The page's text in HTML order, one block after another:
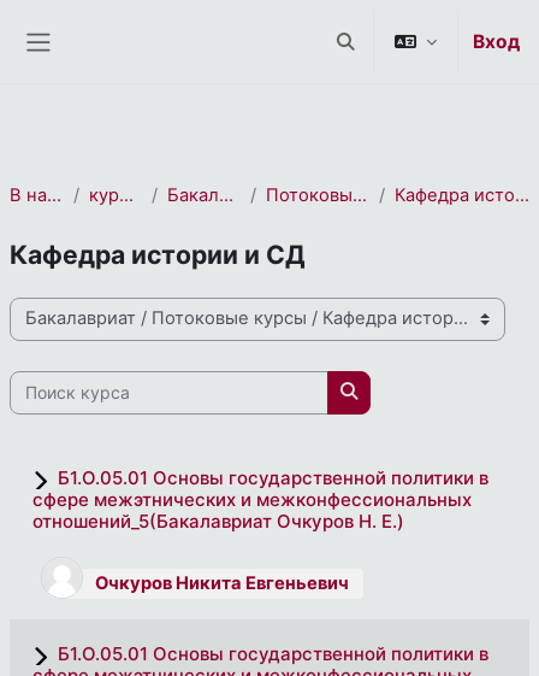
Изменить данныеВход
В начало курса(ов) Бакалавриат Потоковые курсы Кафедра истории и СД
Кафедра истории и СД
Направления и профили подготовки
Поиск курса
Поиск курса
Б1.О.05.01 Основы государственной политики в
сфере межэтнических и межконфессиональных
отношений_5(Бакалавриат Очкуров Н. Е.)
Очкуров Никита Евгеньевич
Б1.О.05.01 Основы государственной политики в